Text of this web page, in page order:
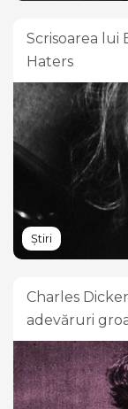
Scrisoarea lui
Haters
Știri
Charles
adevăruri